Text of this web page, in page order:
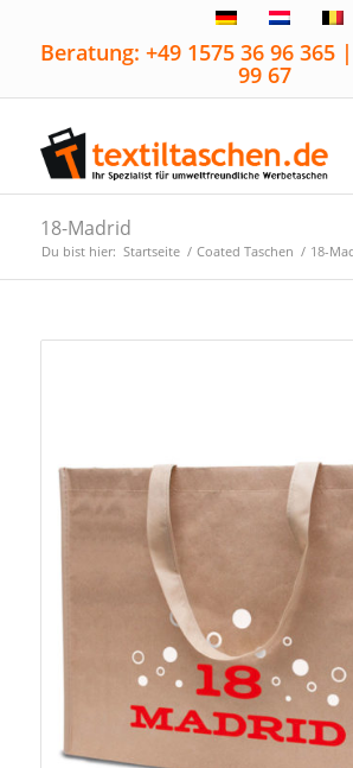
Beratung: +49 1575 36 96 365
99 67
18-Madrid
Du bist hier: Startseite / Coated Taschen / 18-